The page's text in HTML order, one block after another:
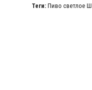
Теги: Пиво светлое